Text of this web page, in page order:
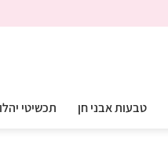
טבעות אבני חן תכשיטי